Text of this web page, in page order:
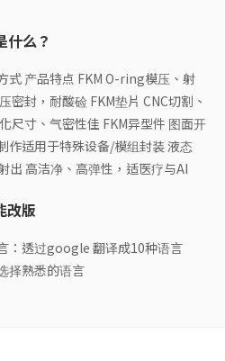
什么？
式 产品特点 FKM O-ring模压、射
密封，耐酸硷 FKM垫片 CNC切割、
尺寸、气密性佳 FKM异型件 图面开
作适用于特殊设备/模组封装 液态
出 高洁净、高弹性，适医疗与AI
改版
：透过google 翻译成10种语言
择熟悉的语言